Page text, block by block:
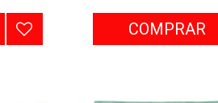
COMPRAR